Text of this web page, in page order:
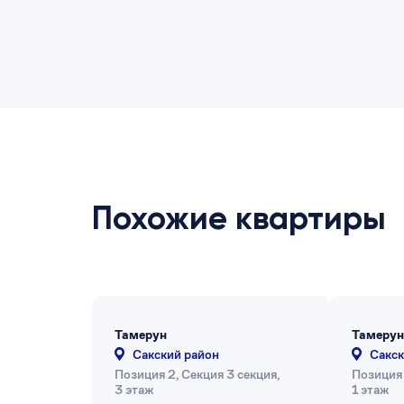
Похожие квартиры
Тамерун
Сакский район
Позиция 2, Секция 3 секция,
3 этаж
Тамерун
Позиция
1 этаж